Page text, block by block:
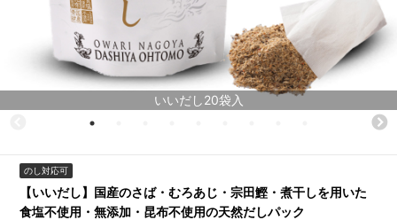
いいだし20袋入
のし対応可
【いいだし】国産のさば・むろあじ・宗田鰹・煮干しを用いた
食塩不使用・無添加・昆布不使用の天然だしパック